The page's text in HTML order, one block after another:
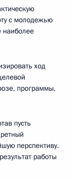
с молодежью
наиболее
ход
программы,
пусть
перспективу.
работы